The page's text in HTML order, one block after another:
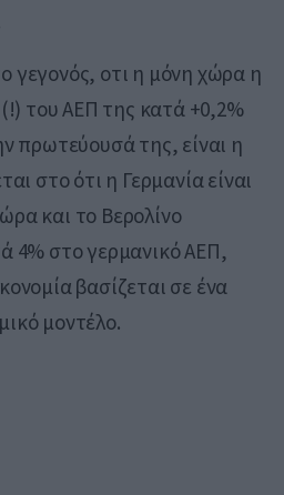
γεγονός, οτι η μόνη χώρα η
του ΑΕΠ της κατά +0,2%
πρωτεύουσά της, είναι η
στο ότι η Γερμανία είναι
και το Βερολίνο
4% στο γερμανικό ΑΕΠ,
βασίζεται σε ένα
μοντέλο.